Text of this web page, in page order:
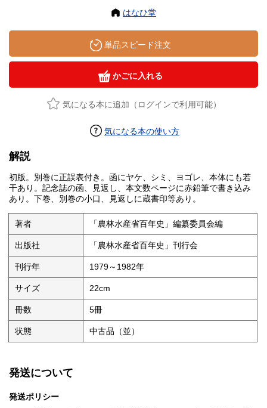
はなひ堂
単品スピード注文
かごに入れる
気になる本に追加（ログインで利用可能）
気になる本の使い方
解説
初版。別巻に正誤表付き。函にヤケ、シミ、ヨゴレ、本体にも若
干あり。記念誌の函、見返し、本文数ページに赤鉛筆で書き込み
あり。下巻、別巻の小口、見返しに蔵書印等あり。
著者 「農林水産省百年史」編纂委員会編
出版社 「農林水産省百年史」刊行会
刊行年 1979～1982年
サイズ 22cm
冊数 5冊
状態 中古品（並）
発送について
発送ポリシー